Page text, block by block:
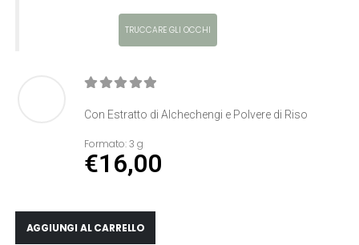
TRUCCARE GLI OCCHI
Con Estratto di Alchechengi e Polvere di Riso
Formato:3 g
€16,00
AGGIUNGI AL CARRELLO